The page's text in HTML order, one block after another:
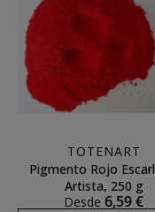
TOTENART
Pigmento Rojo
Artista, 250 g
Desde 6,59 €